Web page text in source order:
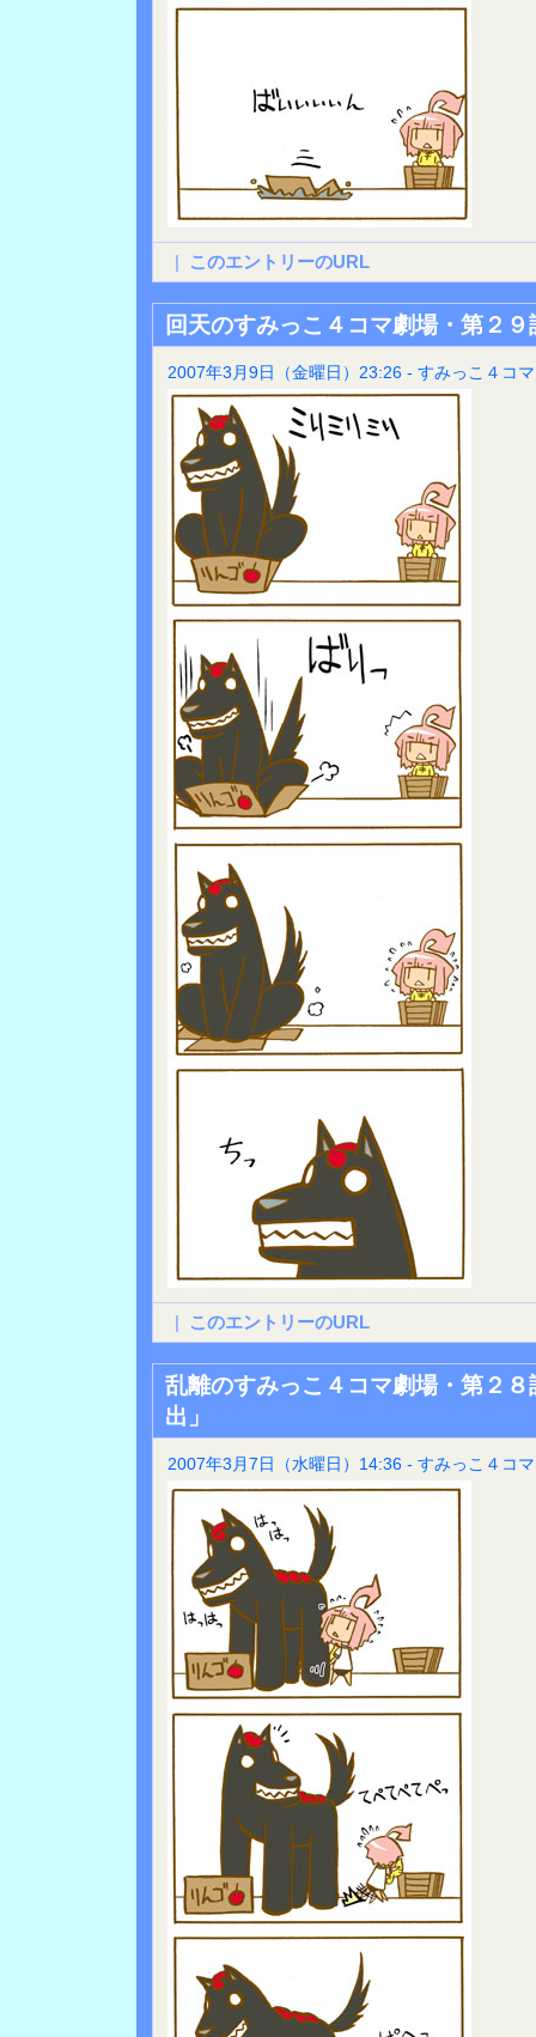
| このエントリーのURL
回天のすみっこ４コマ劇場・第２
2007年3月9日（金曜日）23:26 - すみっこ４コマ
| このエントリーのURL
乱離のすみっこ４コマ劇場・第２
出」
2007年3月7日（水曜日）14:36 - すみっこ４コマ